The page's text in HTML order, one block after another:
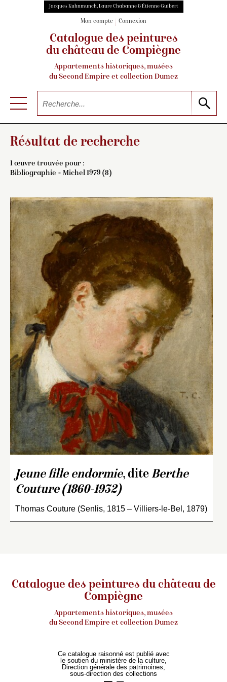
Jacques Kuhnmunch, Laure Chabanne & Étienne Guibert
Mon compte Connexion
Catalogue des peintures
du château de Compiègne
Appartements historiques, musées
du Second Empire et collection Dumez
Résultat de recherche
1 œuvre trouvée pour :
Bibliographie = Michel 1979 (8)
Jeune fille endormie, dite Berthe
Couture (1860-1932)
Thomas Couture (Senlis, 1815 – Villiers-le-Bel, 1879)
Catalogue des peintures du château de
Compiègne
Appartements historiques, musées
du Second Empire et collection Dumez
Ce catalogue raisonné est publié avec
le soutien du ministère de la culture,
Direction générale des patrimoines,
sous-direction des collections